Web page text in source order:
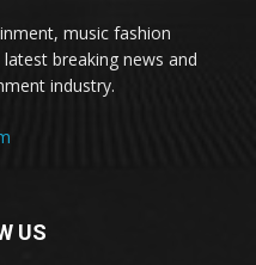
music fashion
breaking news and
industry.
US